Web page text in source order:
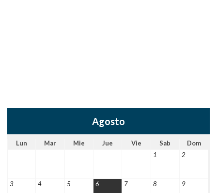
Agosto
Lun Mar Mie Jue Vie Sab
Dom
1
2
3 4 5 6 7 8 9